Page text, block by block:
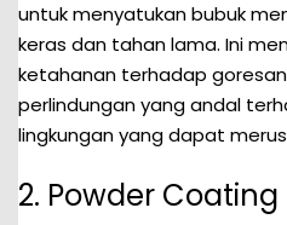
untuk menyatukan bubuk
keras dan tahan lama. Ini
ketahanan terhadap
perlindungan yang andal
lingkungan yang dapat
2. Powder